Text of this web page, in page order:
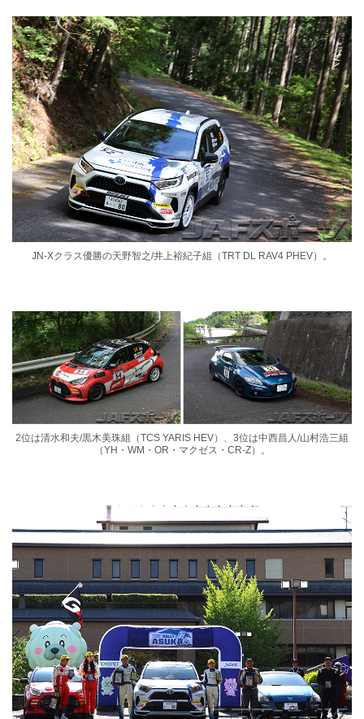
JN-Xクラス優勝の天野智之/井上裕紀子組（TRT DL RAV4 PHEV）。
2位は清水和夫/黒木美珠組（TCS YARIS HEV）、3位は中西昌人/山村浩三組
（YH・WM・OR・マクゼス・CR-Z）。